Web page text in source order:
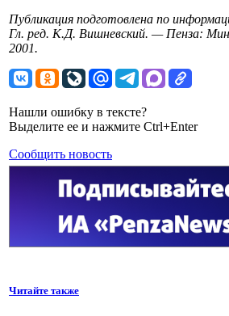
Публикация подготовлена по
Гл. ред. К.Д. Вишневский. — Пенза:
2001.
Нашли ошибку в тексте?
Выделите ее и нажмите Ctrl+Enter
Сообщить новость
Читайте также